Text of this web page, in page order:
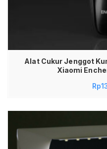
Alat Cukur Jenggot
Xiaomi
Rp